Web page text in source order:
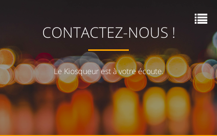
CONTACTEZ-NOUS !
Le Kiosqueur est à votre écoute.